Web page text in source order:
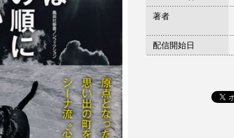
著者
配信開始日